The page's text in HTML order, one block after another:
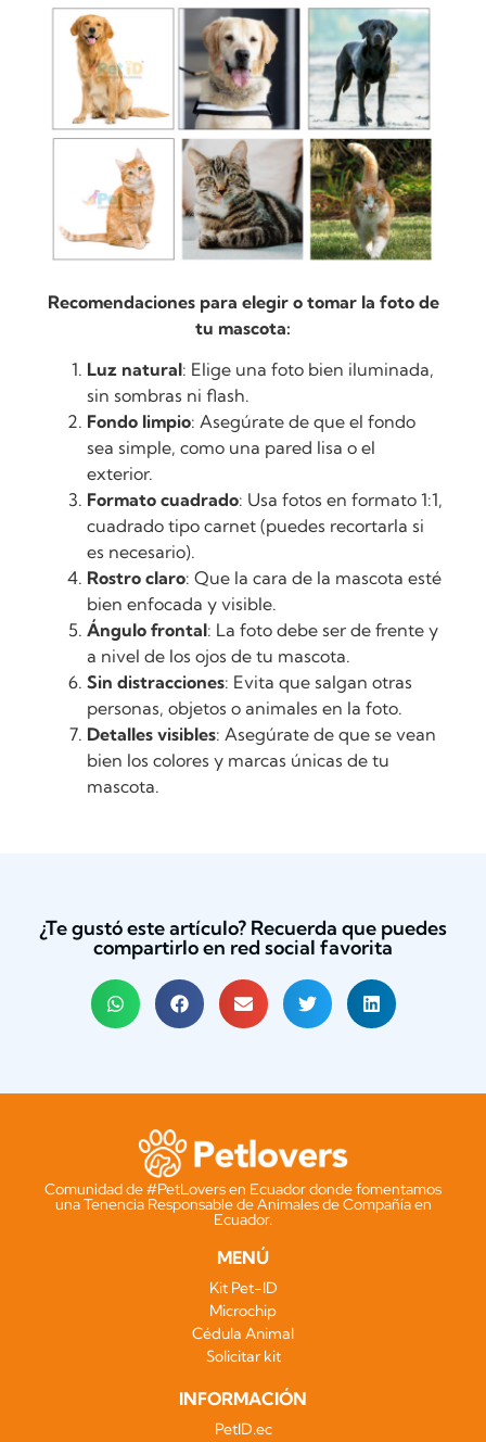
Recomendaciones para elegir o tomar la foto de
tu mascota:
Luz natural: Elige una foto bien iluminada,
sin sombras ni flash.
Fondo limpio: Asegúrate de que el fondo
sea simple, como una pared lisa o el
exterior.
Formato cuadrado: Usa fotos en formato 1:1,
cuadrado tipo carnet (puedes recortarla si
es necesario).
Rostro claro: Que la cara de la mascota esté
bien enfocada y visible.
Ángulo frontal: La foto debe ser de frente y
a nivel de los ojos de tu mascota.
Sin distracciones: Evita que salgan otras
personas, objetos o animales en la foto.
Detalles visibles: Asegúrate de que se vean
bien los colores y marcas únicas de tu
mascota.
¿Te gustó este artículo? Recuerda que puedes
compartirlo en red social favorita
Comunidad de #PetLovers en Ecuador donde fomentamos
una Tenencia Responsable de Animales de Compañía en
Ecuador.
MENÚ
Kit Pet-ID
Microchip
Cédula Animal
Solicitar kit
INFORMACIÓN
PetID.ec